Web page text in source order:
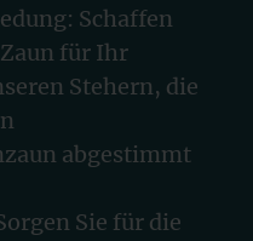
Schaffen
für Ihr
Stehern, die
abgestimmt
Sie für die